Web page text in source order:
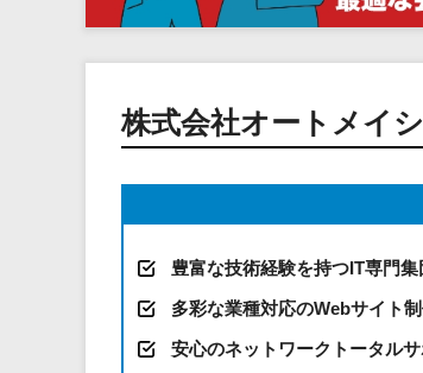
株式会社オートメイ
豊富な技術経験を持つIT専門集
多彩な業種対応のWebサイト
安心のネットワークトータルサ